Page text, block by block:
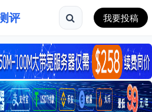
评 我要投稿